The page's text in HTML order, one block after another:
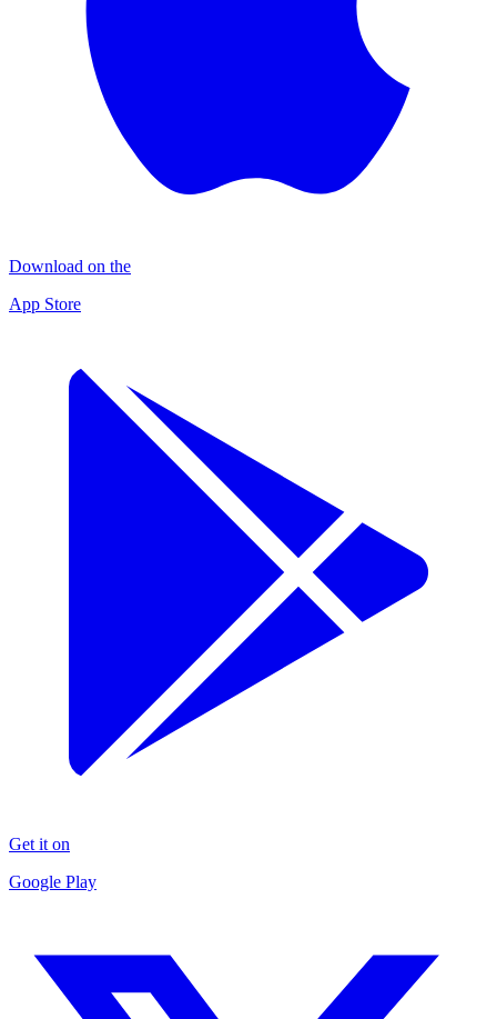
Download on the
App Store
Get it on
Google Play